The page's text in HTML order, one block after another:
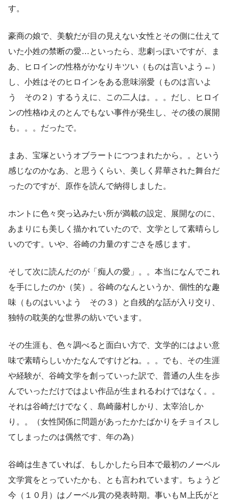
す。
豪商の娘で、美貌だが目の見えない女性とその側に仕えて
いた小姓の禁断の愛…といったら、悲劇っぽいですが、ま
あ、ヒロインの性格がかなりキツい（ものは言いよう←）
し、小姓はそのヒロインをある意味溺愛（ものは言いよ
う その２）するうえに、この二人は。。。だし、ヒロイ
ンの性格ゆえのとんでもない事件が発生し、その後の展開
も。。。だったで。
まあ、宝塚というオブラートにつつまれたから。。という
感じなのかなあ、と思うくらい、美しく昇華された舞台だ
ったのですが、原作を読んで納得しました。
ホントに色々突っ込みたい所が満載の設定、展開なのに、
あまりにも美しく描かれていたので、文学として素晴らし
いのです。いや、谷崎の力量のすごさを感じます。
そして次に読んだのが「痴人の愛」。。本当になんでこれ
を手にしたのか（笑）。谷崎のなんというか、個性的な趣
味（ものはいいよう その３）と自残的な話が入り交り、
独特の耽美的な世界の紡いでいます。
その生涯も、色々調べると面白い方で、文学的にはよい意
味で素晴らしいかたなんですけどね。。。でも、その生涯
や経験が、谷崎文学を創っていった訳で、普通の人生を歩
んでいっただけではよい作品が生まれるわけではなく。。
それは谷崎だけでなく、島崎藤村しかり、太宰治しか
り。。（女性関係に問題があったかたばかりをチョイスし
てしまったのは偶然です、年の為）
谷崎は生きていれば、もしかしたら日本で最初のノーベル
文学賞をとっていたかも、とも言われています。ちょうど
今（１０月）はノーベル賞の発表時期。事いもＭ上氏がと